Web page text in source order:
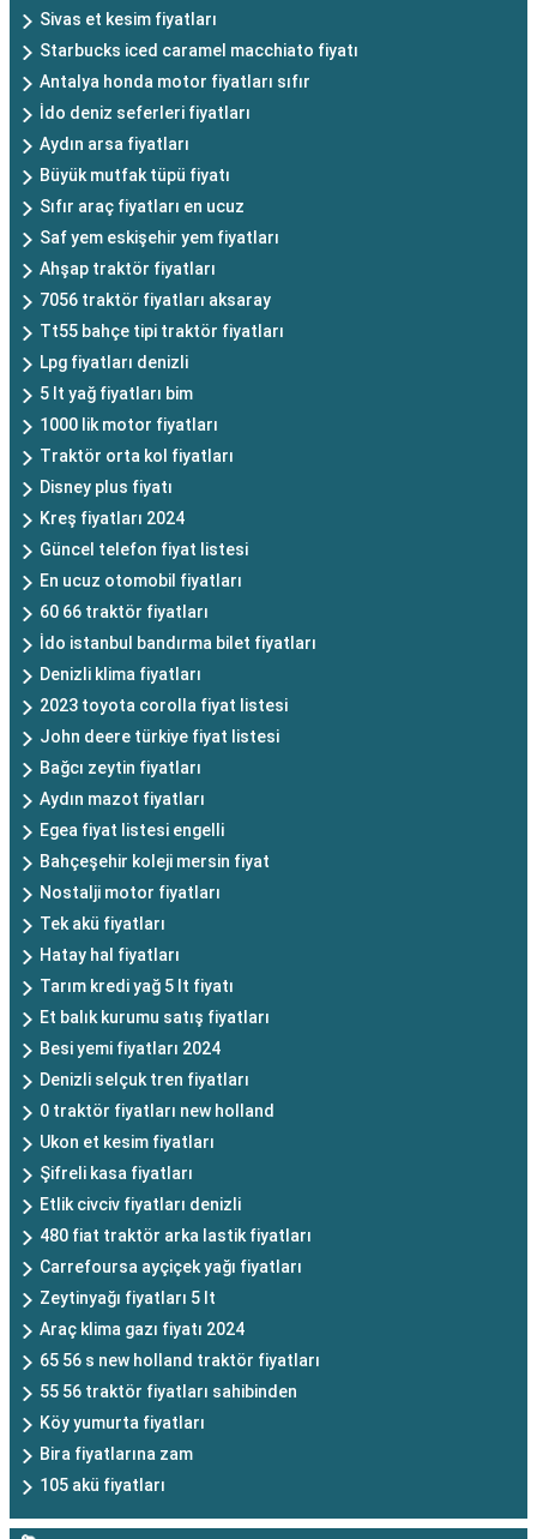
Sivas et kesim fiyatları
Starbucks iced caramel macchiato fiyatı
Antalya honda motor fiyatları sıfır
İdo deniz seferleri fiyatları
Aydın arsa fiyatları
Büyük mutfak tüpü fiyatı
Sıfır araç fiyatları en ucuz
Saf yem eskişehir yem fiyatları
Ahşap traktör fiyatları
7056 traktör fiyatları aksaray
Tt55 bahçe tipi traktör fiyatları
Lpg fiyatları denizli
5 lt yağ fiyatları bim
1000 lik motor fiyatları
Traktör orta kol fiyatları
Disney plus fiyatı
Kreş fiyatları 2024
Güncel telefon fiyat listesi
En ucuz otomobil fiyatları
60 66 traktör fiyatları
İdo istanbul bandırma bilet fiyatları
Denizli klima fiyatları
2023 toyota corolla fiyat listesi
John deere türkiye fiyat listesi
Bağcı zeytin fiyatları
Aydın mazot fiyatları
Egea fiyat listesi engelli
Bahçeşehir koleji mersin fiyat
Nostalji motor fiyatları
Tek akü fiyatları
Hatay hal fiyatları
Tarım kredi yağ 5 lt fiyatı
Et balık kurumu satış fiyatları
Besi yemi fiyatları 2024
Denizli selçuk tren fiyatları
0 traktör fiyatları new holland
Ukon et kesim fiyatları
Şifreli kasa fiyatları
Etlik civciv fiyatları denizli
480 fiat traktör arka lastik fiyatları
Carrefoursa ayçiçek yağı fiyatları
Zeytinyağı fiyatları 5 lt
Araç klima gazı fiyatı 2024
65 56 s new holland traktör fiyatları
55 56 traktör fiyatları sahibinden
Köy yumurta fiyatları
Bira fiyatlarına zam
105 akü fiyatları